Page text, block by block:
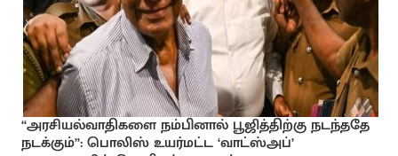
“அரசியல்வாதிகளை நம்பினால் பூஜித்திற்கு நடந்ததே
நடக்கும்”: பொலிஸ் உயர்மட்ட ‘வாட்ஸ்அப்’